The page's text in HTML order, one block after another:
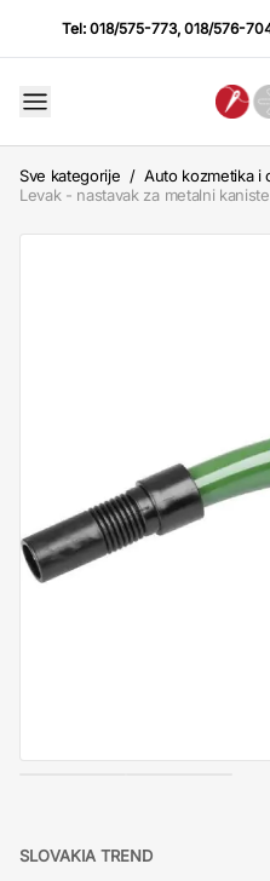
Tel:018/575-773,018/576-
Sve kategorije / Auto kozmetika i
Levak - nastavak za metalni
SLOVAKIA TREND